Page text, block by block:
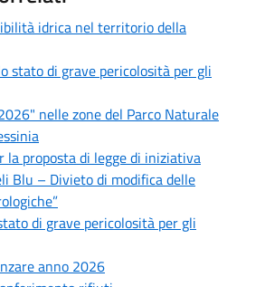
idrica nel territorio della
stato di grave pericolosità per gli
nelle zone del Parco Naturale
la proposta di legge di iniziativa
Blu – Divieto di modifica delle
di grave pericolosità per gli
anno 2026